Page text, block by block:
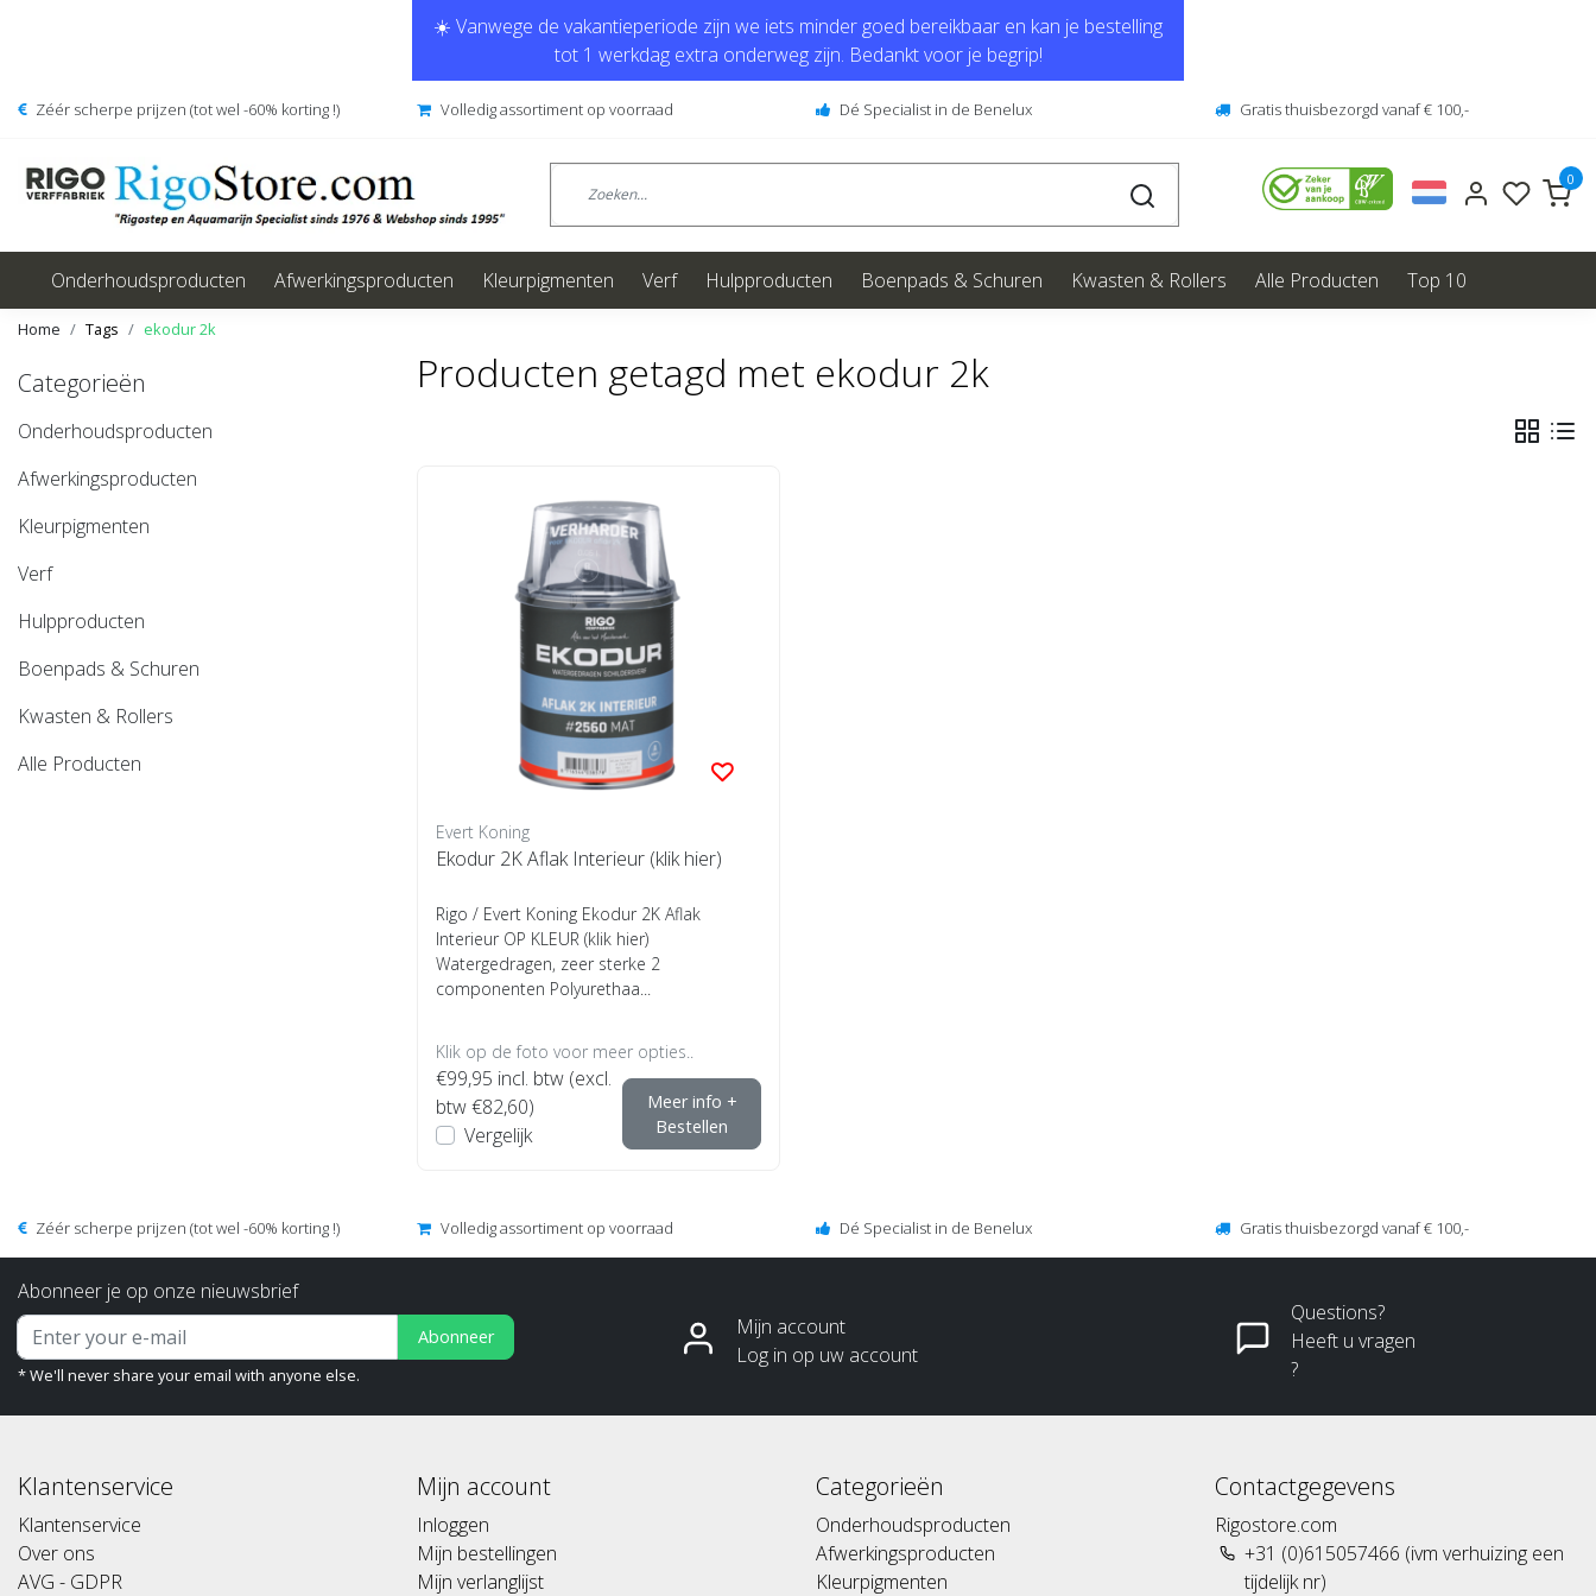
☀️ Vanwege de vakantieperiode zijn we iets minder goed bereikbaar en kan je bestelling
tot 1 werkdag extra onderweg zijn. Bedankt voor je begrip!
Zéér scherpe prijzen (tot wel -60% korting !) Volledig assortiment op voorraad Dé Specialist in de Benelux Gratis thuisbezorgd vanaf € 100,-
0
Onderhoudsproducten Afwerkingsproducten Kleurpigmenten Verf Hulpproducten Boenpads & Schuren Kwasten & Rollers Alle Producten Top 10
Home Tags ekodur 2k
Categorieën
Onderhoudsproducten
Afwerkingsproducten
Kleurpigmenten
Verf
Hulpproducten
Boenpads & Schuren
Kwasten & Rollers
Alle Producten
Producten getagd met ekodur 2k
Evert Koning
Ekodur 2K Aflak Interieur (klik hier)
Rigo / Evert Koning Ekodur 2K Aflak
Interieur OP KLEUR (klik hier)
Watergedragen, zeer sterke 2
componenten Polyurethaa...
Klik op de foto voor meer opties..
€99,95 incl. btw (excl.
btw €82,60)
Vergelijk
Meer info +
Bestellen
Zéér scherpe prijzen (tot wel -60% korting !) Volledig assortiment op voorraad Dé Specialist in de Benelux Gratis thuisbezorgd vanaf € 100,-
Abonneer je op onze nieuwsbrief
Abonneer
* We'll never share your email with anyone else.
Mijn account
Log in op uw account
Questions?
Heeft u vragen
?
Klantenservice
Klantenservice
Over ons
AVG - GDPR
Mijn account
Inloggen
Mijn bestellingen
Mijn verlanglijst
Categorieën
Onderhoudsproducten
Afwerkingsproducten
Kleurpigmenten
Contactgegevens
Rigostore.com
+31 (0)615057466 (ivm verhuizing een
tijdelijk nr)